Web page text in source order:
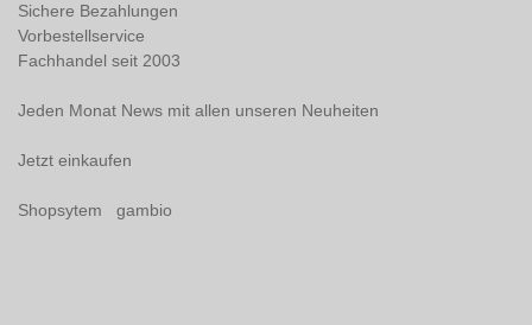
Sichere Bezahlungen
Vorbestellservice
Fachhandel seit 2003
Jeden Monat News mit allen unseren Neuheiten
Jetzt einkaufen
Shopsytem gambio